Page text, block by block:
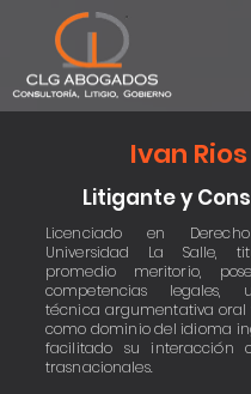
Ivan Rios
Litigante y
Licenciado en
Universidad La Salle,
promedio meritorio,
competencias legales,
técnica argumentativa oral
como dominio del idioma
facilitado su interacción
trasnacionales.